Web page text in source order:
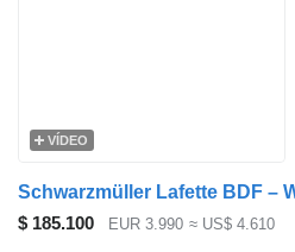
VÍDEO
$ 185.100 EUR 3.990 ≈ US$ 4.610